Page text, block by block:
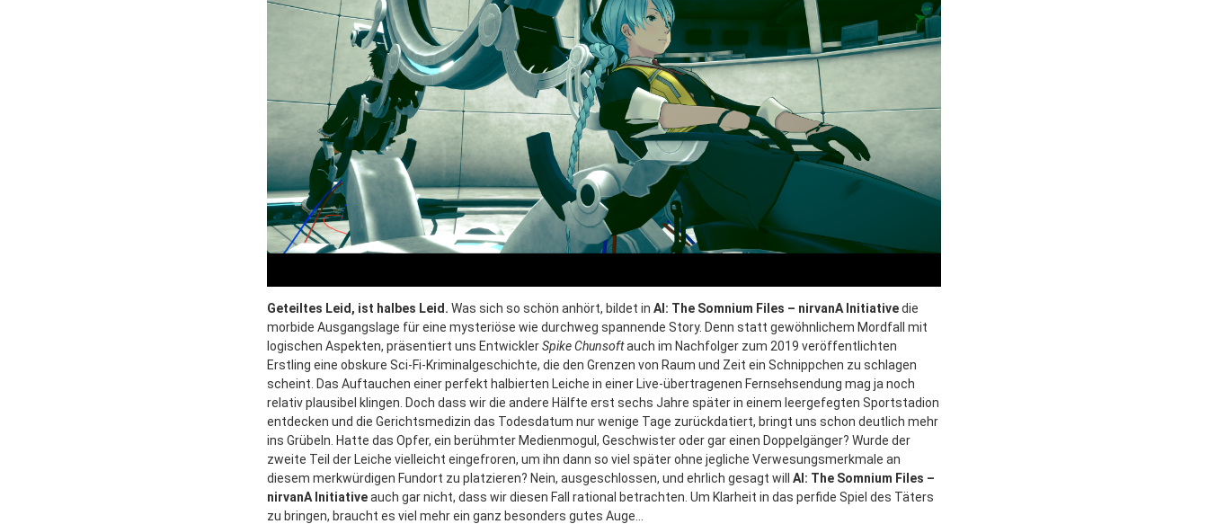
Geteiltes Leid, ist halbes Leid. Was sich so schön anhört, bildet in AI: The Somnium Files – nirvanA Initiativedie
morbide Ausgangslage für eine mysteriöse wie durchweg spannende Story. Denn statt gewöhnlichem Mordfall mit
logischen Aspekten, präsentiert uns EntwicklerSpike Chunsoftauch im Nachfolger zum 2019 veröffentlichten
Erstling eine obskure Sci-Fi-Kriminalgeschichte, die den Grenzen von Raum und Zeit ein Schnippchen zu schlagen
scheint. Das Auftauchen einer perfekt halbierten Leiche in einer Live-übertragenen Fernsehsendung mag ja noch
relativ plausibel klingen. Doch dass wir die andere Hälfte erst sechs Jahre später in einem leergefegten Sportstadion
entdecken und die Gerichtsmedizin das Todesdatum nur wenige Tage zurückdatiert, bringt uns schon deutlich mehr
ins Grübeln. Hatte das Opfer, ein berühmter Medienmogul, Geschwister oder gar einen Doppelgänger? Wurde der
zweite Teil der Leiche vielleicht eingefroren, um ihn dann so viel später ohne jegliche Verwesungsmerkmale an
diesem merkwürdigen Fundort zu platzieren? Nein, ausgeschlossen, und ehrlich gesagt will AI: The Somnium Files –
nirvanA Initiativeauch gar nicht, dass wir diesen Fall rational betrachten. Um Klarheit in das perfide Spiel des Täters
zu bringen, braucht es viel mehr ein ganz besonders gutes Auge…